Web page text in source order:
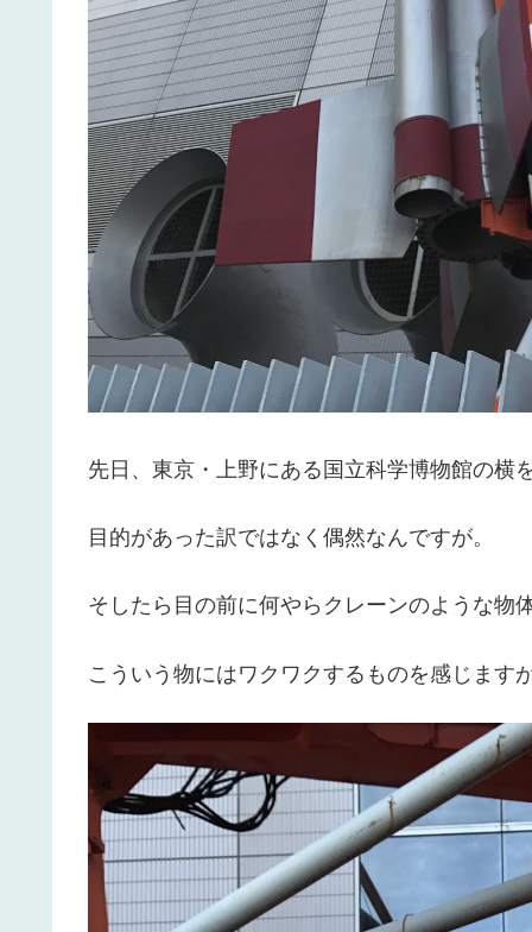
先日、東京・上野にある国立科学博物館の横
目的があった訳ではなく偶然なんですが。
そしたら目の前に何やらクレーンのような物
こういう物にはワクワクするものを感じます